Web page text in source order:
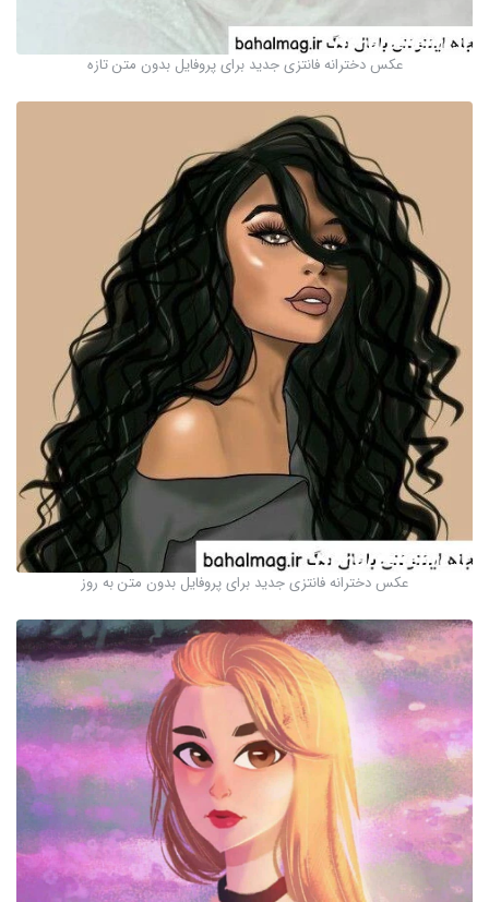
عکس دخترانه فانتزی جدید برای پروفایل بدون متن تازه
عکس دخترانه فانتزی جدید برای پروفایل بدون متن به روز